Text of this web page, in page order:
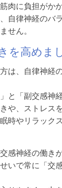
肉に負担がか
自律神経のバ
せん。
を高めま
は、自律神経
と「副交感神
や、ストレス
時やリラック
感神経の働き
いで常に「交